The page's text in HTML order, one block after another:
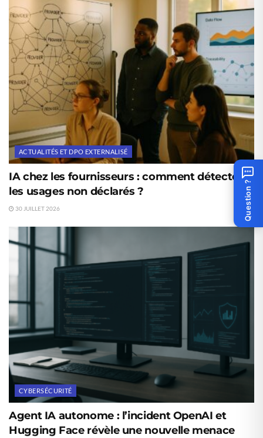
ACTUALITÉS ET DPO EXTERNALISÉ
IA chez les fournisseurs : comment détecter
les usages non déclarés ?
30 JUILLET 2026
CYBERSÉCURITÉ
Agent IA autonome : l’incident OpenAI et
Hugging Face révèle une nouvelle menace
Question ?